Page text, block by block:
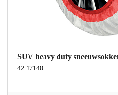
SUV heavy duty
42.17148